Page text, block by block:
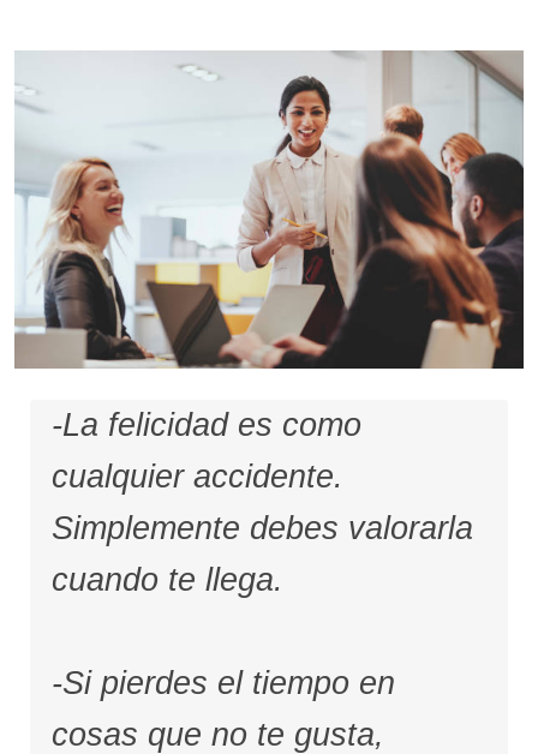
-La felicidad es como
cualquier accidente.
Simplemente debes valorarla
cuando te llega.
-Si pierdes el tiempo en
cosas que no te gusta,